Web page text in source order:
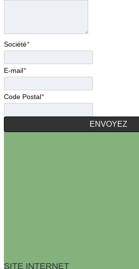
Société*
E-mail*
Code Postal*
ENVOYEZ
SITE INTERNET